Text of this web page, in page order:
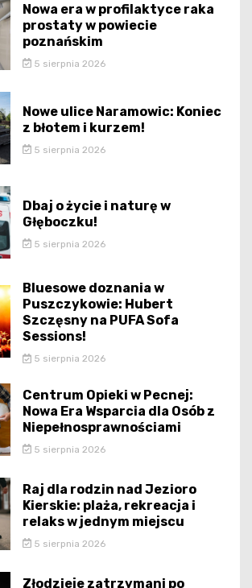
Nowa era w profilaktyce raka
prostaty w powiecie
poznańskim
5 sierpnia 2026
Nowe ulice Naramowic: Koniec
z błotem i kurzem!
5 sierpnia 2026
Dbaj o życie i naturę w
Głęboczku!
5 sierpnia 2026
Bluesowe doznania w
Puszczykowie: Hubert
Szczęsny na PUFA Sofa
Sessions!
5 sierpnia 2026
Centrum Opieki w Pecnej:
Nowa Era Wsparcia dla Osób z
Niepełnosprawnościami
5 sierpnia 2026
Raj dla rodzin nad Jezioro
Kierskie: plaża, rekreacja i
relaks w jednym miejscu
5 sierpnia 2026
Złodzieje zatrzymani po